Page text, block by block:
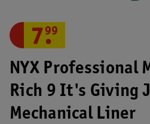
NYX Professional
Rich 9 It's Giving
Mechanical Liner
7.
99